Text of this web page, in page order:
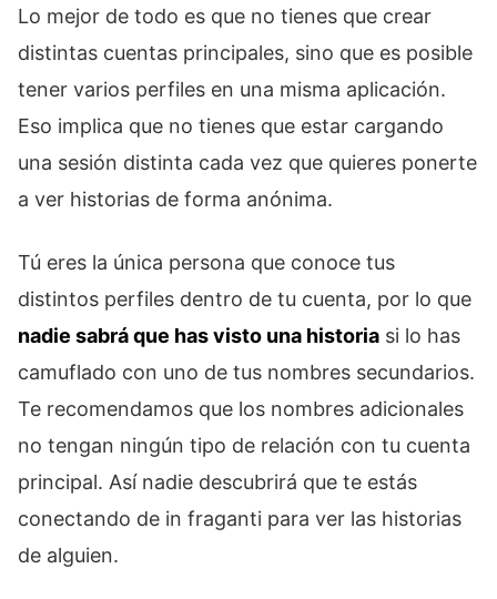
Lo mejor de todo es que no tienes que crear
distintas cuentas principales, sino que es posible
tener varios perfiles en una misma aplicación.
Eso implica que no tienes que estar cargando
una sesión distinta cada vez que quieres ponerte
a ver historias de forma anónima.
Tú eres la única persona que conoce tus
distintos perfiles dentro de tu cuenta, por lo que
nadie sabrá que has visto una historia si lo has
camuflado con uno de tus nombres secundarios.
Te recomendamos que los nombres adicionales
no tengan ningún tipo de relación con tu cuenta
principal. Así nadie descubrirá que te estás
conectando de in fraganti para ver las historias
de alguien.